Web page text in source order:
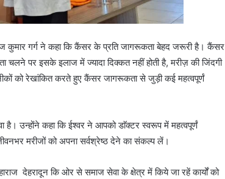
कुमार गर्ग ने कहा कि कैंसर के प्रति जागरूकता बेहद जरूरी है। कैंसर
पर इसके इलाज में ज्यादा दिक्कत नहीं होती है, मरीज़ की जिंदगी
को रेखांकित करते हुए कैंसर जागरूकता से जुड़ी कई महत्वपूर्णं
है। उन्होंने कहा कि ईश्वर ने आपको डाॅक्टर स्वरूप में महत्वपूर्णं
मरीजों को अपना सर्वश्रेष्ठ देने का संकल्प लें।
देहरादून कि ओर से समाज सेवा के क्षेत्र में किये जा रहें कार्यों को